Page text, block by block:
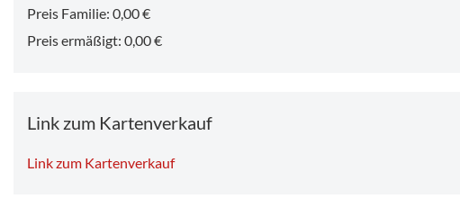
Preis Familie: 0,00 €
Preis ermäßigt: 0,00 €
Link zum Kartenverkauf
Link zum Kartenverkauf